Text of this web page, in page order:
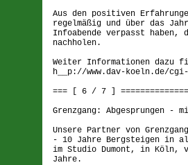
Aus den positiven
regelmäßig und über das
Infoabende verpasst haben,
nachholen.
Weiter Informationen dazu
h__p://www.dav-koeln.de/
=== [ 6 / 7 ]
Grenzgang: Abgesprungen -
Unsere Partner von
- 10 Jahre Bergsteigen in
im Studio Dumont, in Köln,
Jahre.